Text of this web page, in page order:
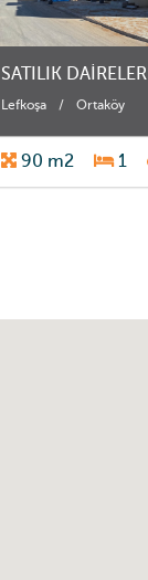
SATILIK DAİRELER
Lefkoşa / Ortaköy
90 m2 1